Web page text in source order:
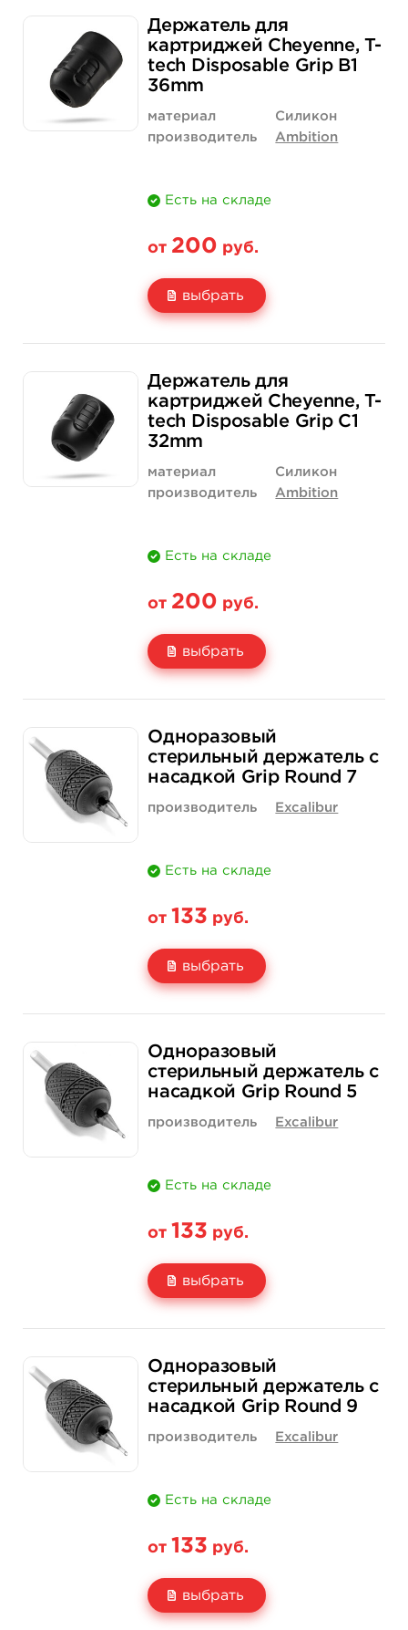
Держатель для
картриджей Cheyenne, T-
tech Disposable Grip B1
36mm
материал
Силикон
производитель
Ambition
Есть на складе
от 200 руб.
выбрать
Количество
200 руб.
купить купить
Держатель для
картриджей Cheyenne, T-
tech Disposable Grip C1
32mm
материал
Силикон
производитель
Ambition
Есть на складе
от 200 руб.
выбрать
Цена
Количество купить купить
Одноразовый
стерильный держатель с
насадкой Grip Round 7
производитель Excalibur
Есть на складе
от 133 руб.
выбрать
Цена
Количество купить купить
Одноразовый
стерильный держатель с
насадкой Grip Round 5
производитель Excalibur
Есть на складе
от 133 руб.
выбрать
Цена
Количество купить купить
Одноразовый
стерильный держатель с
насадкой Grip Round 9
производитель Excalibur
Есть на складе
от 133 руб.
выбрать